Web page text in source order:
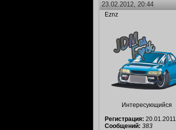
23.02.2012, 20:44
Eznz
Интересующийся
Регистрация: 20.01.2011
Сообщений: 383